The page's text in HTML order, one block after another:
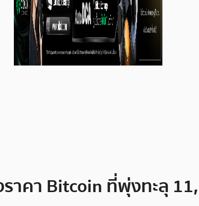
าคา Bitcoin ที่พุ่งทะลุ